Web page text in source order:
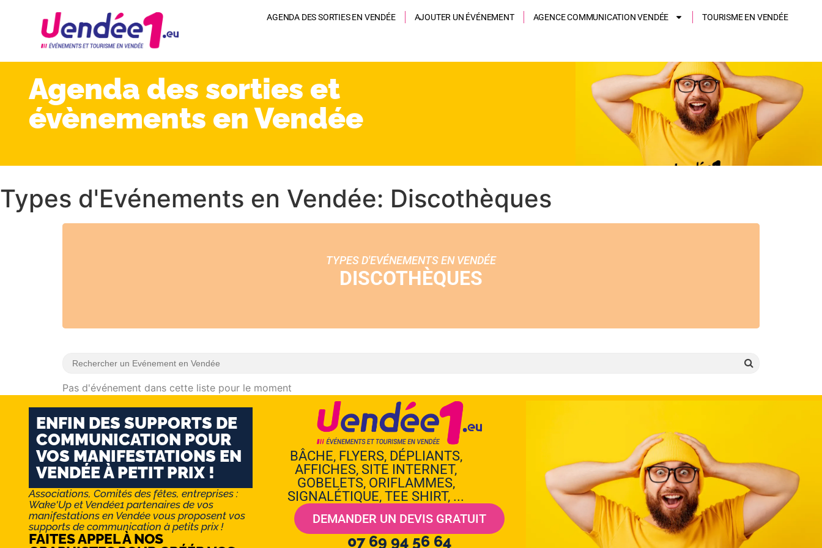
AGENDA DES SORTIES EN VENDÉE AJOUTER UN ÉVÉNEMENT AGENCE COMMUNICATION VENDÉE TOURISME EN VENDÉE
Agenda des sorties et
évènements en Vendée
Types d'Evénements en Vendée: Discothèques
TYPES D'EVÉNEMENTS EN VENDÉE
DISCOTHÈQUES
Pas d'événement dans cette liste pour le moment
ENFIN DES SUPPORTS DE
COMMUNICATION POUR
VOS MANIFESTATIONS EN
VENDÉE À PETIT PRIX !
Associations, Comités des fêtes, entreprises :
Wake'Up et Vendée1 partenaires de vos
manifestations en Vendée vous proposent vos
supports de communication à petits prix !
FAITES APPEL À NOS
BÂCHE, FLYERS, DÉPLIANTS,
AFFICHES, SITE INTERNET,
GOBELETS, ORIFLAMMES,
SIGNALÉTIQUE, TEE SHIRT, ...
DEMANDER UN DEVIS GRATUIT
07 69 94 56 64